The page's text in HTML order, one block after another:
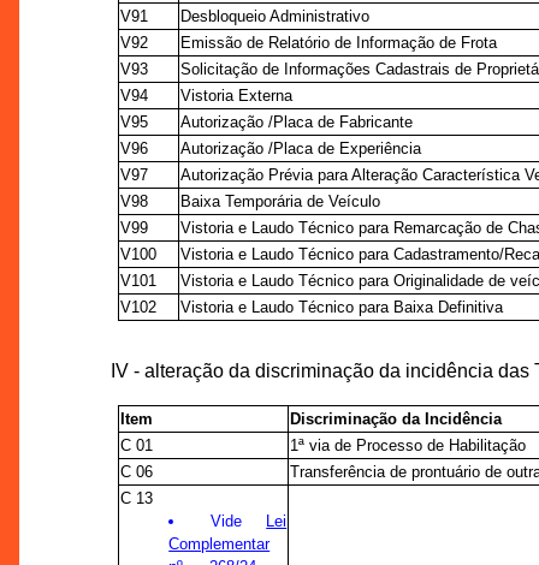
V91
Desbloqueio Administrativo
V92
Emissão de Relatório de Informação de Frota
V93
Solicitação de Informações Cadastrais de
V94
Vistoria Externa
V95
Autorização /Placa de Fabricante
V96
Autorização /Placa de Experiência
V97
Autorização Prévia para Alteração Característica
V98
Baixa Temporária de Veículo
V99
Vistoria e Laudo Técnico para Remarcação de
V100
Vistoria e Laudo Técnico para Cadastramento/
V101
Vistoria e Laudo Técnico para Originalidade de
V102
Vistoria e Laudo Técnico para Baixa Definitiva
IV - alteração da discriminação da incidência
Item
Discriminação da Incidência
C 01
1ª via de Processo de Habilitação
C 06
Transferência de prontuário de
C 13
Vide
Lei
Complementar